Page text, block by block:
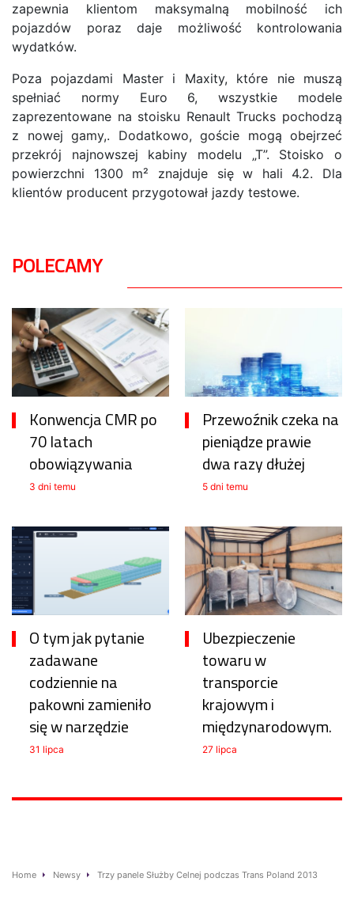
zapewnia klientom maksymalną mobilność ich
pojazdów poraz daje możliwość kontrolowania
wydatków.
Poza pojazdami Master i Maxity, które nie muszą
spełniać normy Euro 6, wszystkie modele
zaprezentowane na stoisku Renault Trucks pochodzą
z nowej gamy,. Dodatkowo, goście mogą obejrzeć
przekrój najnowszej kabiny modelu „T”. Stoisko o
powierzchni 1300 m² znajduje się w hali 4.2. Dla
klientów producent przygotował jazdy testowe.
POLECAMY
Konwencja CMR po
70 latach
obowiązywania
3 dni temu
Przewoźnik czeka na
pieniądze prawie
dwa razy dłużej
5 dni temu
O tym jak pytanie
zadawane
codziennie na
pakowni zamieniło
się w narzędzie
31 lipca
Ubezpieczenie
towaru w
transporcie
krajowym i
międzynarodowym.
27 lipca
Home Newsy Trzy panele Służby Celnej podczas Trans Poland 2013